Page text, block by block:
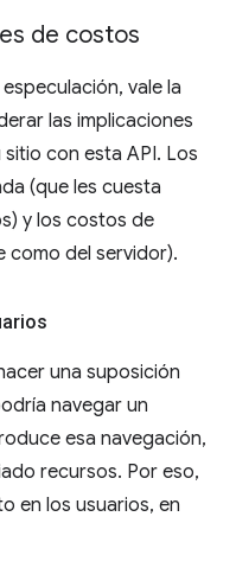
de costos
vale la
las implicaciones
con esta API. Los
(que les cuesta
y los costos de
como del servidor).
una suposición
navegar un
esa navegación,
recursos. Por eso,
en los usuarios, en